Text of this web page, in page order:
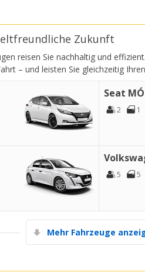
Zukunft
reisen Sie nachhaltig und
– und leisten Sie gleichzeitig
Seat
2 1
5 5
Mehr Fahrzeuge